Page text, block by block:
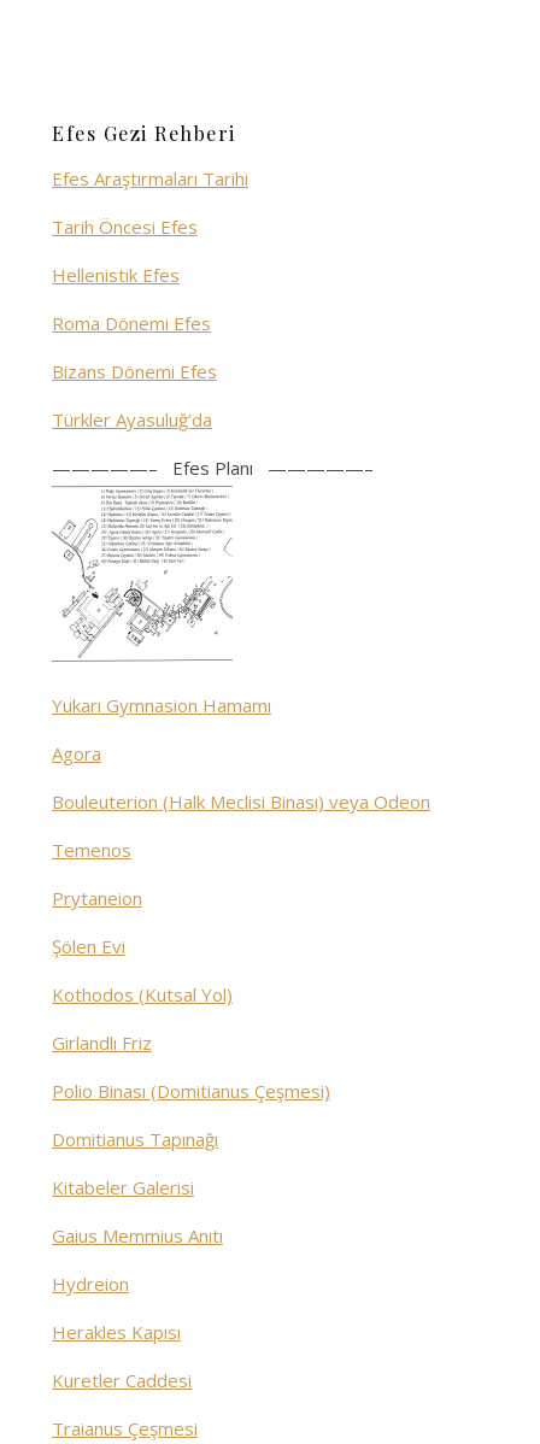
Efes Gezi Rehberi
Efes Araştırmaları Tarihi
Tarih Öncesi Efes
Hellenistik Efes
Roma Dönemi Efes
Bizans Dönemi Efes
Türkler Ayasuluğ’da
—————– Efes Planı —————–
Yukarı Gymnasion Hamamı
Agora
Bouleuterion (Halk Meclisi Binası) veya Odeon
Temenos
Prytaneion
Şölen Evi
Kothodos (Kutsal Yol)
Girlandlı Friz
Polio Binası (Domitianus Çeşmesi)
Domitianus Tapınağı
Kitabeler Galerisi
Gaius Memmius Anıtı
Hydreion
Herakles Kapısı
Kuretler Caddesi
Traianus Çeşmesi